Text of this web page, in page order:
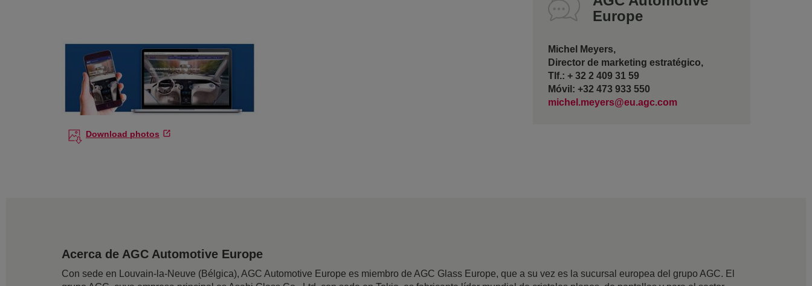
Download photos
Europe
Michel Meyers,
Director de marketing estratégico,
Tlf.: + 32 2 409 31 59
Móvil: +32 473 933 550
michel.meyers@eu.agc.com
Acerca de AGC Automotive Europe
Con sede en Louvain-la-Neuve (Bélgica), AGC Automotive Europe es miembro de AGC Glass Europe, que a su vez es la sucursal europea del grupo AGC. El